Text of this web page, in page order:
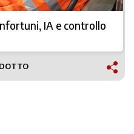
IA e controllo